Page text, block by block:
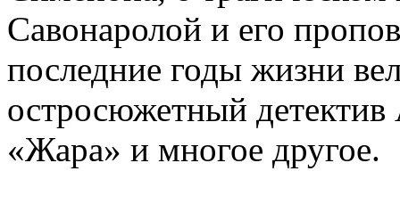
Савонаролой и его
последние годы жизни
остросюжетный детектив
«Жара» и многое другое.